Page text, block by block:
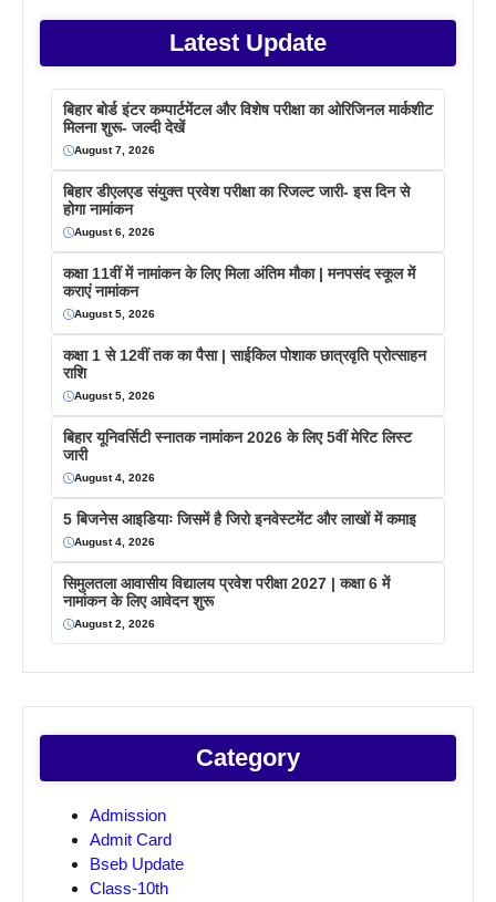
Latest Update
बिहार बोर्ड इंटर कम्पार्टमेंटल और विशेष परीक्षा का ओरिजिनल मार्कशीट
मिलना शुरू- जल्दी देखें
August 7, 2026
बिहार डीएलएड संयुक्त प्रवेश परीक्षा का रिजल्ट जारी- इस दिन से
होगा नामांकन
August 6, 2026
कक्षा 11वीं में नामांकन के लिए मिला अंतिम मौका | मनपसंद स्कूल में
कराएं नामांकन
August 5, 2026
कक्षा 1 से 12वीं तक का पैसा | साईकिल पोशाक छात्रवृति प्रोत्साहन
राशि
August 5, 2026
बिहार यूनिवर्सिटी स्नातक नामांकन 2026 के लिए 5वीं मेरिट लिस्ट
जारी
August 4, 2026
5 बिजनेस आइडियाः जिसमें है जिरो इनवेस्टमेंट और लाखों में कमाइ
August 4, 2026
सिमुलतला आवासीय विद्यालय प्रवेश परीक्षा 2027 | कक्षा 6 में
नामांकन के लिए आवेदन शुरू
August 2, 2026
Category
Admission
Admit Card
Bseb Update
Class-10th